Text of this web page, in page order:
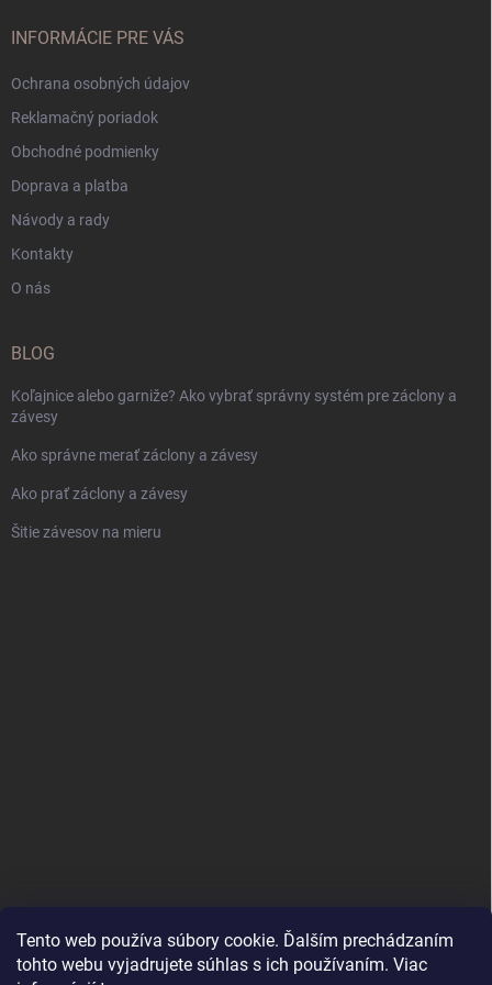
Tento web používa súbory cookie. Ďalším prechádzaním
tohto webu vyjadrujete súhlas s ich používaním. Viac
INFORMÁCIE PRE VÁS
Ochrana osobných údajov
Reklamačný poriadok
Obchodné podmienky
Doprava a platba
Návody a rady
Kontakty
O nás
BLOG
Koľajnice alebo garniže? Ako vybrať správny systém pre záclony a
závesy
Ako správne merať záclony a závesy
Ako prať záclony a závesy
Šitie závesov na mieru